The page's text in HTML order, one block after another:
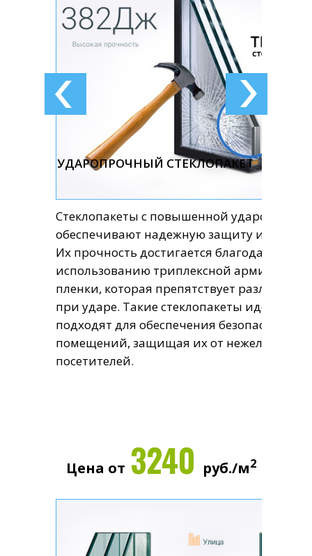
УДАРОПРОЧНЫЙ СТЕКЛОПАКЕТ
Стеклопакеты с повышенной
обеспечивают надежную защиту и
Их прочность достигается благодаря
использованию триплексной
пленки, которая препятствует разлету
при ударе. Такие стеклопакеты идеально
подходят для обеспечения безопасности
помещений, защищая их от
посетителей.
Цена от руб./м2
3240